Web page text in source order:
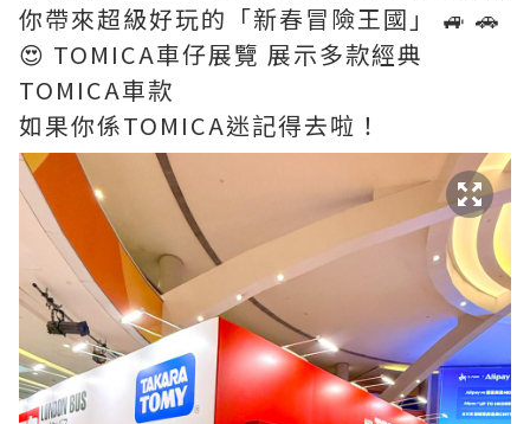
你帶來超級好玩的「新春冒險王國」 🚙 🚗
😍 TOMICA車仔展覽 展示多款經典
TOMICA車款
如果你係TOMICA迷記得去啦！